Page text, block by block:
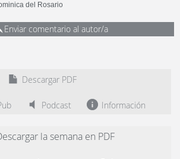
del Rosario
Enviar comentario al autor/a
Descargar PDF
Podcast Información
la semana en PDF